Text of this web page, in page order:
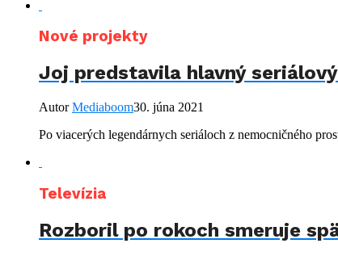
Nové projekty
Joj predstavila hlavný
AutorMediaboom30. júna 2021
Po viacerých legendárnych seriáloch z nemocničného
Televízia
Rozboril po rokoch smeruje